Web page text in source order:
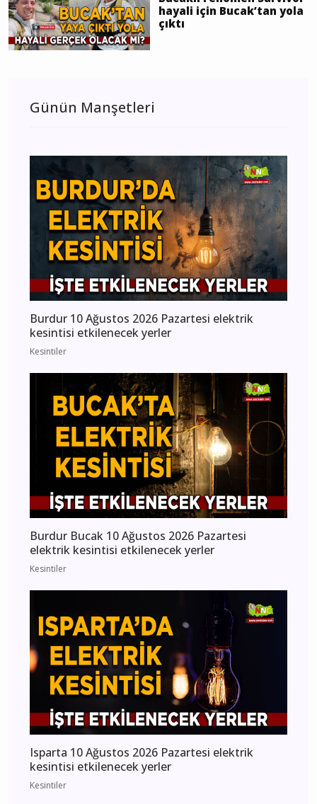
hayali için Bucak’tan yola
çıktı
Günün Manşetleri
Burdur 10 Ağustos 2026 Pazartesi elektrik
kesintisi etkilenecek yerler
Kesintiler
Burdur Bucak 10 Ağustos 2026 Pazartesi
elektrik kesintisi etkilenecek yerler
Kesintiler
Isparta 10 Ağustos 2026 Pazartesi elektrik
kesintisi etkilenecek yerler
Kesintiler